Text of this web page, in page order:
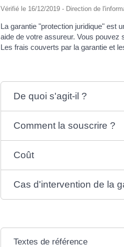
Vérifié le 16/12/2019 - Direction de
La garantie "protection juridique" est
aide de votre assureur. Vous
Les frais couverts par la garantie et
De quoi s'agit-il ?
Comment la souscrire ?
Coût
Cas d'intervention de la
Textes de référence